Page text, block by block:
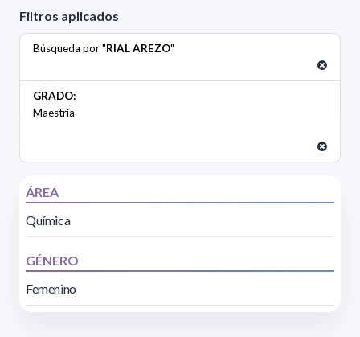
Filtros aplicados
Búsqueda por "RIAL AREZO"
GRADO:
Maestría
ÁREA
Química
GÉNERO
Femenino